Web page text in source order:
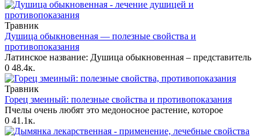
Травник
Душица обыкновенная — полезные свойства и
противопоказания
Латинское название: Душица обыкновенная – представитель
0 48.4к.
Травник
Горец змеиный: полезные свойства и противопоказания
Пчелы очень любят это медоносное растение, которое
0 41.1к.